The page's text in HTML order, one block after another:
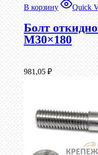
В корзину Quick
Болт
М30×180
981,05 ₽